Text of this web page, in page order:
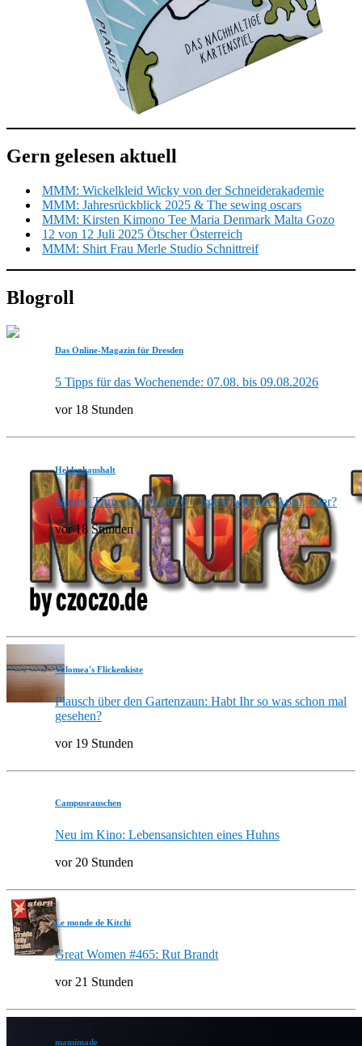
Gern gelesen aktuell
MMM: Wickelkleid Wicky von der Schneiderakademie
MMM: Jahresrückblick 2025 & The sewing oscars
MMM: Kirsten Kimono Tee Maria Denmark Malta Gozo
12 von 12 Juli 2025 Ötscher Österreich
MMM: Shirt Frau Merle Studio Schnittreif
Blogroll
Das Online-Magazin für Dresden
5 Tipps für das Wochenende: 07.08. bis 09.08.2026
vor 18 Stunden
Heldenhaushalt
Nature Thursday 21/2026 – Irgendwie wie April, oder?
vor 18 Stunden
Valomea's Flickenkiste
Plausch über den Gartenzaun: Habt Ihr so was schon mal
gesehen?
vor 19 Stunden
Campusrauschen
Neu im Kino: Lebensansichten eines Huhns
vor 20 Stunden
Le monde de Kitchi
Great Women #465: Rut Brandt
vor 21 Stunden
mamimade